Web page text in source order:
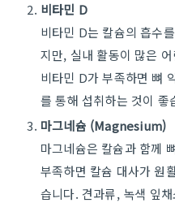
비타민 D
비타민 D는 칼슘의 흡수
지만, 실내 활동이 많은
비타민 D가 부족하면 뼈
를 통해 섭취하는 것이 좋
마그네슘 (Magnesium)
마그네슘은 칼슘과 함께
부족하면 칼슘 대사가 원
습니다. 견과류, 녹색 잎